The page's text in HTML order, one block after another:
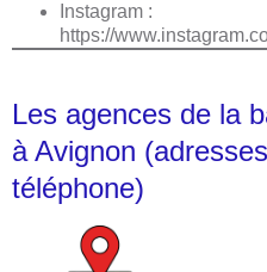
Instagram :
https://
Les agences de la
à Avignon
téléphone)